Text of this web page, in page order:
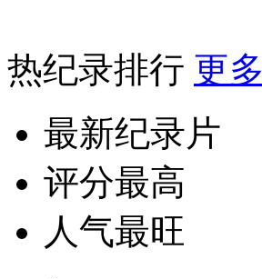
热纪录排行 更多
最新纪录片
评分最高
人气最旺